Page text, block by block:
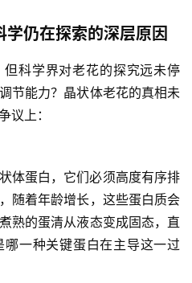
仍在探索的深层原因
科学界对老花的探究远未停
节能力？晶状体老花的真相未
议上：
体蛋白，它们必须高度有序排
随着年龄增长，这些蛋白质会
熟的蛋清从液态变成固态，直
一种关键蛋白在主导这一过